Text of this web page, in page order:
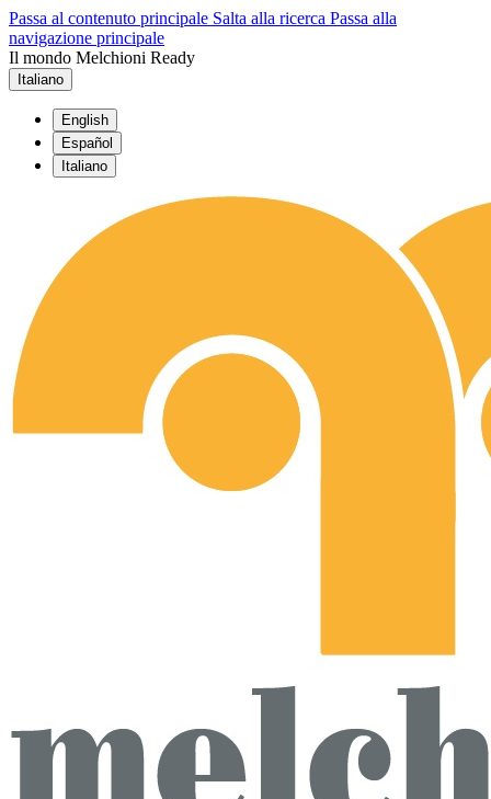
Passa al contenuto principale Salta alla ricerca Passa alla
navigazione principale
Il mondo Melchioni Ready
Italiano
English
Español
Italiano